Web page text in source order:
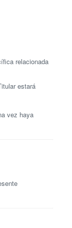
relacionada
estará
vez haya